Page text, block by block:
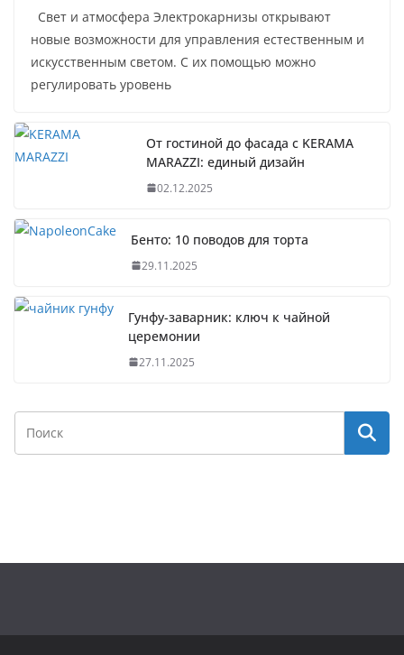
Свет и атмосфера Электрокарнизы открывают
новые возможности для управления естественным и
искусственным светом. С их помощью можно
регулировать уровень
От гостиной до фасада с KERAMA
MARAZZI: единый дизайн
02.12.2025
Бенто: 10 поводов для торта
29.11.2025
Гунфу-заварник: ключ к чайной
церемонии
27.11.2025